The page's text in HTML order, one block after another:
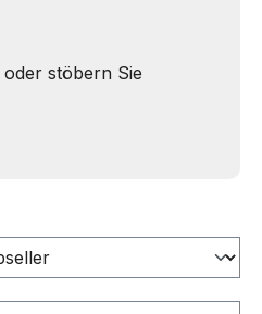
oder stöbern Sie